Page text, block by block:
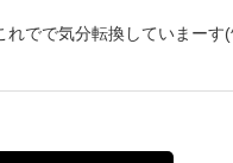
れでで気分転換していまーす